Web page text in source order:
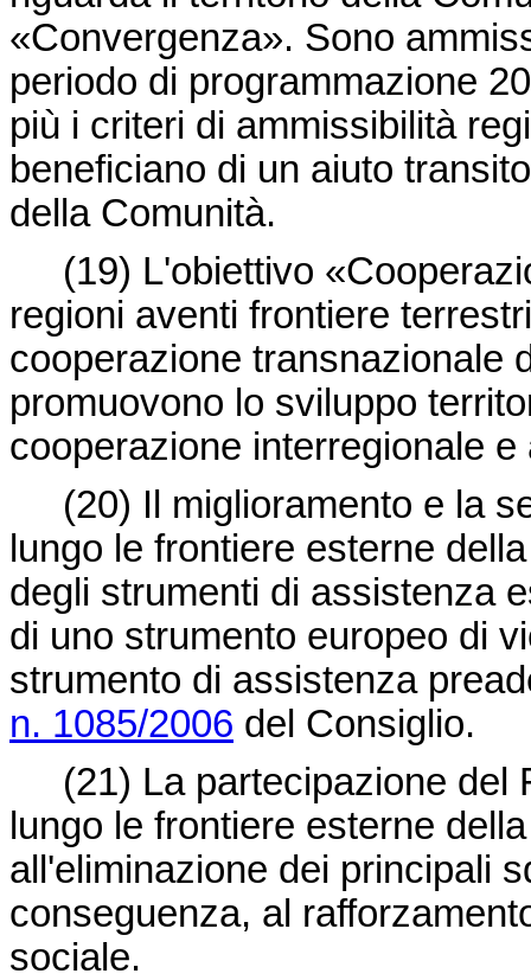
«Convergenza». Sono
periodo di programmazione
più i criteri di ammissibilità
beneficiano di un aiuto
della Comunità.
(19) L'obiettivo
regioni aventi frontiere
cooperazione transnazionale
promuovono lo sviluppo
cooperazione interregionale
(20) Il miglioramento e la
lungo le frontiere esterne
degli strumenti di assistenza
di uno strumento europeo di
strumento di assistenza
n. 1085/2006 del Consiglio.
(21) La partecipazione del
lungo le frontiere esterne
all'eliminazione dei principali
conseguenza, al
sociale.